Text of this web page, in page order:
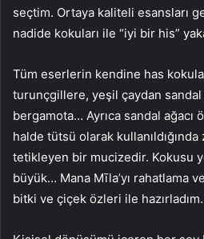
seçtim. Ortaya kaliteli esansları
nadide kokuları ile “iyi bir his”
Tüm eserlerin kendine has
turunçgillere, yeşil çaydan sandal
bergamota… Ayrıca sandal ağacı
halde tütsü olarak kullanıldığında
tetikleyen bir mucizedir. Kokusu
büyük… Mana Mīla’yı rahatlama
bitki ve çiçek özleri ile hazırladım.